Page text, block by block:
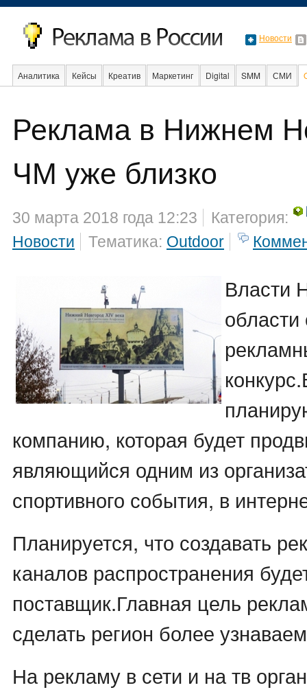
Новости
Аналитика Кейсы Креатив Маркетинг Digital SMM СМИ
Факты Интернет
Реклама в Нижнем
ЧМ уже близко
30 марта 2018 года 12:23
Категория:
Новости
Тематика: Outdoor
Власти
компанию, которая будет
являющийся одним из
спортивного события, в
Планируется, что создавать
каналов распространения
поставщик.Главная цель
сделать регион более
На рекламу в сети и на тв